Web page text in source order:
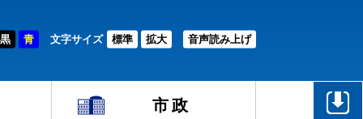
黒 青 文字サイズ 標準 拡大 音声読み上げ
市政